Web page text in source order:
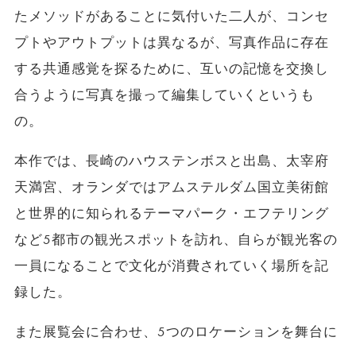
たメソッドがあることに気付いた二人が、コンセ
プトやアウトプットは異なるが、写真作品に存在
する共通感覚を探るために、互いの記憶を交換し
合うように写真を撮って編集していくというも
の。
本作では、長崎のハウステンボスと出島、太宰府
天満宮、オランダではアムステルダム国立美術館
と世界的に知られるテーマパーク・エフテリング
など5都市の観光スポットを訪れ、自らが観光客の
一員になることで文化が消費されていく場所を記
録した。
また展覧会に合わせ、5つのロケーションを舞台に